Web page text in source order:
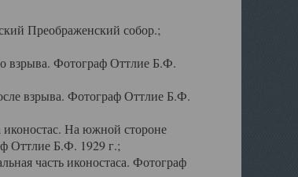
Преображенский собор.;
взрыва. Фотограф Оттлие Б.Ф.
взрыва. Фотограф Оттлие Б.Ф.
На южной стороне
Оттлие Б.Ф. 1929 г.;
часть иконостаса. Фотограф